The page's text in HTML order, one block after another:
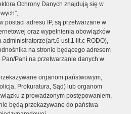
Ochrony Danych znajdują się w
postaci adresu IP, są przetwarzane w
oraz wypełnienia obowiązków
ust.1 lit.c RODO),
na stronie będącego adresem
Pani na przetwarzanie danych w
organom państwowym,
Prokuratura, Sąd) lub organom
z prowadzonym postępowaniem,
będą przekazywane do państwa